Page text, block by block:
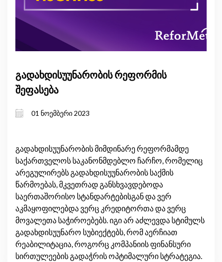
გადახდისუუნარობის რეფორმის
შეფასება
01 ნოემბერი 2023
გადახდისუუნარობის მიმდინარე რეფორმამდე
საქართველოს საკანონმდებლო ჩარჩო, რომელიც
არეგულირებს გადახდისუუნარობის საქმის
წარმოებას, მკვეთრად განსხვავდებოდა
საერთაშორისო სტანდარტებისგან და ვერ
აკმაყოფილებდა ვერც კრედიტორთა და ვერც
მოვალეთა საჭიროებებს. იგი არ აძლევდა სტიმულს
გადახდისუუნარო სუბიექტებს, რომ აერჩიათ
რეაბილიტაცია, როგორც კომპანიის ფინანსური
სირთულეების გადაჭრის ოპტიმალური სტრატეგია.